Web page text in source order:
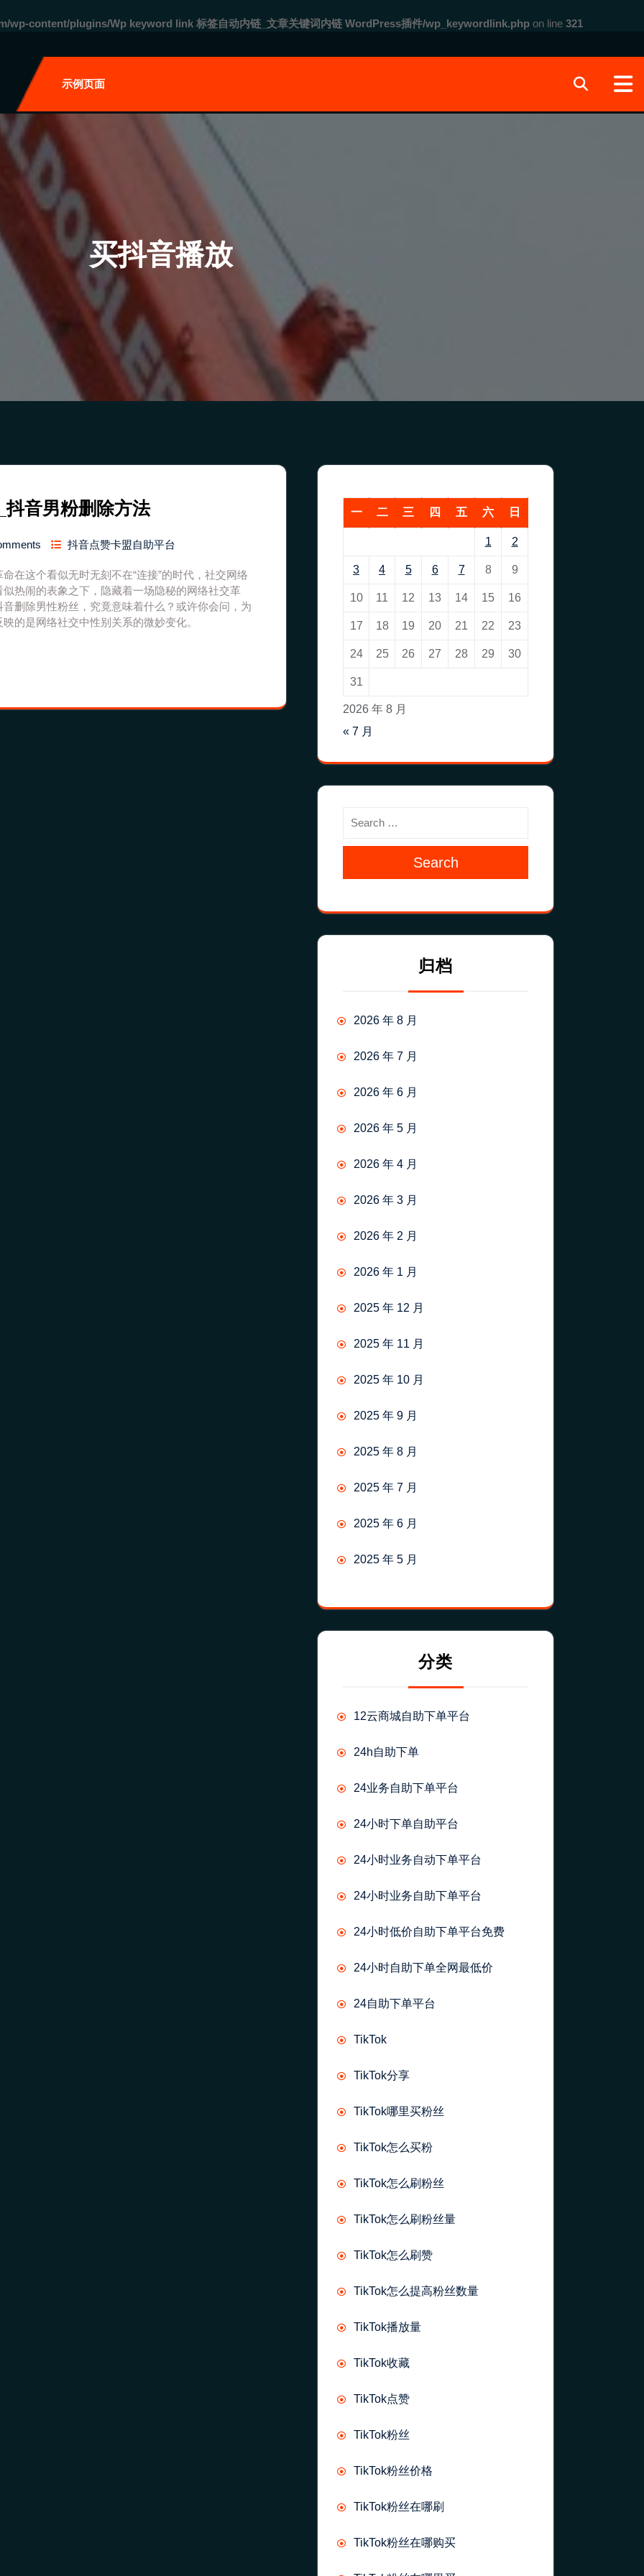
wp-content/plugins/Wp keyword link 标签自动内链_文章关键词内链 WordPress插件/wp_keywordlink.php on line 321
示例页面
买抖音播放
音男粉删除方法
抖音点赞卡盟自助平台
在这个看似无时无刻不在“连接”的时代，社交网络
热闹的表象之下，隐藏着一场隐秘的网络社交革
删除男性粉丝，究竟意味着什么？或许你会问，为
的是网络社交中性别关系的微妙变化。
2026 年 8 月
一 二 三 四 五 六 日
1 2
3 4 5 6 7 8 9
10 11 12 13 14 15 16
17 18 19 20 21 22 23
24 25 26 27 28 29 30
31
« 7 月
Search
归档
2026 年 8 月
2026 年 7 月
2026 年 6 月
2026 年 5 月
2026 年 4 月
2026 年 3 月
2026 年 2 月
2026 年 1 月
2025 年 12 月
2025 年 11 月
2025 年 10 月
2025 年 9 月
2025 年 8 月
2025 年 7 月
2025 年 6 月
2025 年 5 月
分类
12云商城自助下单平台
24h自助下单
24业务自助下单平台
24小时下单自助平台
24小时业务自动下单平台
24小时业务自助下单平台
24小时低价自助下单平台免费
24小时自助下单全网最低价
24自助下单平台
TikTok
TikTok分享
TikTok哪里买粉丝
TikTok怎么买粉
TikTok怎么刷粉丝
TikTok怎么刷粉丝量
TikTok怎么刷赞
TikTok怎么提高粉丝数量
TikTok播放量
TikTok收藏
TikTok点赞
TikTok粉丝
TikTok粉丝价格
TikTok粉丝在哪刷
TikTok粉丝在哪购买